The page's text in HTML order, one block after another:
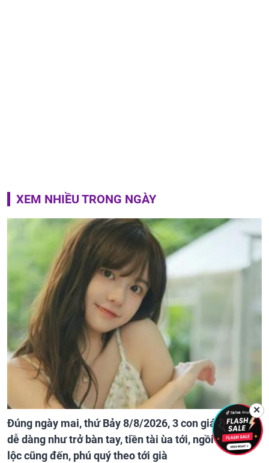
XEM NHIỀU TRONG NGÀY
Đúng ngày mai, thứ Bảy 8/8/2026, 3 con giáp đổi đời
dễ dàng như trở bàn tay, tiền tài ùa tới, ngồi không
lộc cũng đến, phú quý theo tới già
✕